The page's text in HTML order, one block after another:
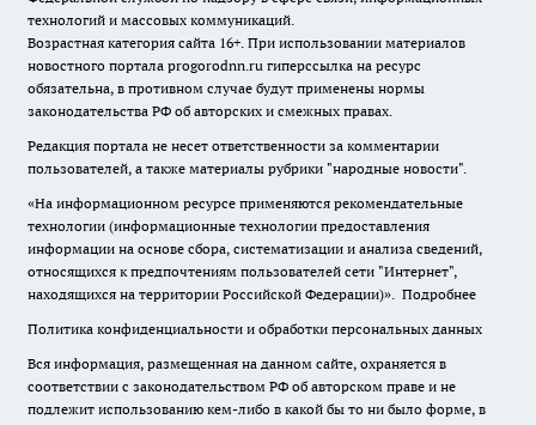
технологий и массовых коммуникаций.
Возрастная категория сайта 16+. При использовании материалов
новостного портала progorodnn.ru гиперссылка на ресурс
обязательна, в противном случае будут применены нормы
законодательства РФ об авторских и смежных правах.
Редакция портала не несет ответственности за комментарии
пользователей, а также материалы рубрики "народные новости".
«На информационном ресурсе применяются рекомендательные
технологии (информационные технологии предоставления
информации на основе сбора, систематизации и анализа сведений,
относящихся к предпочтениям пользователей сети "Интернет",
находящихся на территории Российской Федерации)». Подробнее
Политика конфиденциальности и обработки персональных данных
Вся информация, размещенная на данном сайте, охраняется в
соответствии с законодательством РФ об авторском праве и не
подлежит использованию кем-либо в какой бы то ни было форме, в